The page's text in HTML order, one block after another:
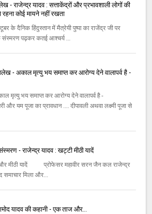
- राजेन्द्र यादव : सत्ताकेंद्रों और प्रभावशाली लोगों की
कोई मायने नहीं रखता
के दैनिक हिंदुस्तान में मैत्रेयी पुष्पा का राजेंद्र जी पर
संस्मरण पढ़कर कतई आश्चर्य ...
- अकाल मृत्यु भय समाप्त कर आरोग्य देने वालापर्व है -
मृत्यु भय समाप्त कर आरोग्य देने वालापर्व है -
और यम पूजा का प्रावधान .... दीपावली अथवा लक्ष्मी पूजा से
- राजेन्द्र यादव : खट्टी मीठी यादें
और मीठी यादें प्रोफेसर महावीर सरन जैन कल राजेन्द्र
मिला और...
यादव की कहानी - एक ताज और...